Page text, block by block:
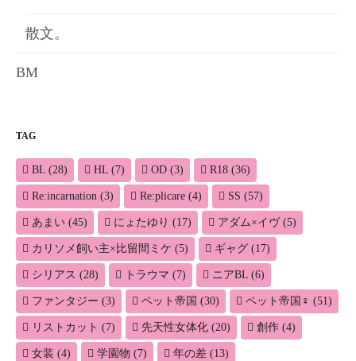
散文。
BM
TAG
BL (28) HL (7) OD (3) R18 (36)
Re:incarnation (3) Re:plicare (4) SS (57)
あまい (45) にょたゆり (17) アダム×イヴ(5)
カリソメ飼い主×比留間ミケ (5) ギャグ (17)
シリアス (28) トラウマ (7) ニアBL (6)
ファンタジー (3) ペット帝国 (30) ペット帝国♀ (51)
リストカット (7) 先天性女体化 (20) 創作 (4)
女装 (4) 学園物 (7) 年の差 (13)